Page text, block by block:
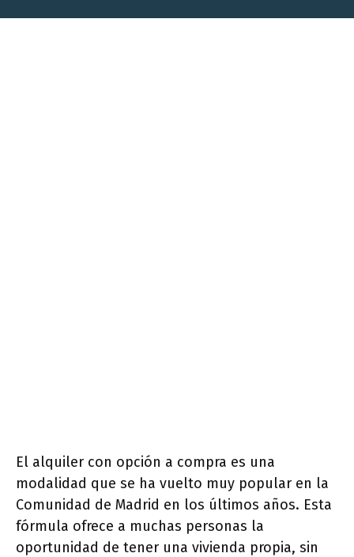
El alquiler con opción a compra es una
modalidad que se ha vuelto muy popular en la
Comunidad de Madrid en los últimos años. Esta
fórmula ofrece a muchas personas la
oportunidad de tener una vivienda propia, sin